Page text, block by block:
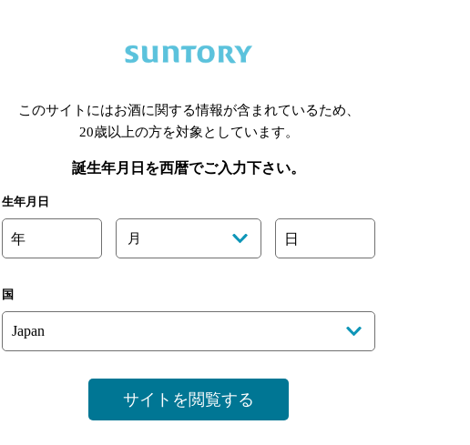
関連ページ
県のバー検索
山口県のバー検索
このサイトにはお酒に関する情報が含まれているため、
20歳以上の方を対象としています。
誕生年月日を西暦でご入力下さい。
生年月日
年 月 日
国
サイトを閲覧する